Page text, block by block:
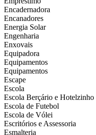
Encadernadora
Encanadores
Energia Solar
Engenharia
Enxovais
Equipadora
Equipamentos
Equipamentos
Escape
Escola
Escola Berçário e Hotelzinho
Escola de Futebol
Escola de Vólei
Escritórios e Assessoria
Esmalteria